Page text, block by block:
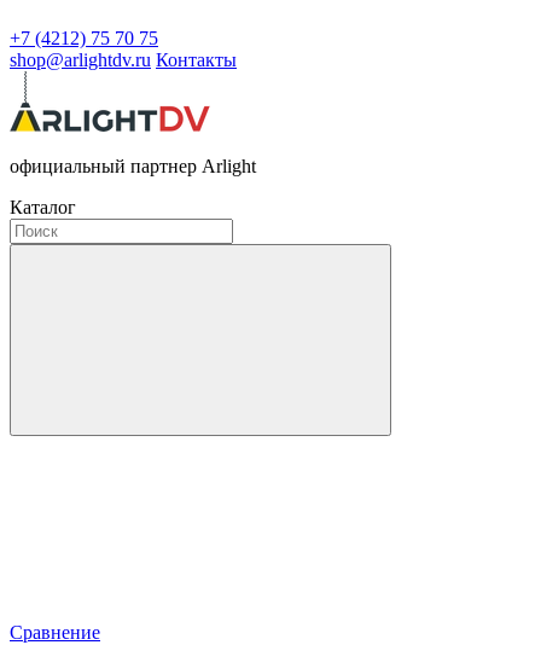
+7 (4212) 75 70 75
shop@arlightdv.ru Контакты
официальный партнер Arlight
Каталог
Сравнение